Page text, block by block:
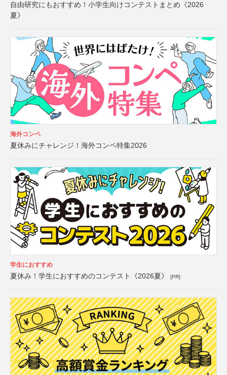
自由研究にもおすすめ！小学生向けコンテストまとめ《2026
夏》
海外コンペ
夏休みにチャレンジ！海外コンペ特集2026
学生におすすめ
夏休み！学生におすすめのコンテスト《2026夏》 [PR]